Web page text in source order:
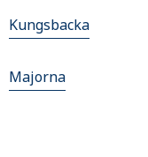
Kungsbacka
Majorna